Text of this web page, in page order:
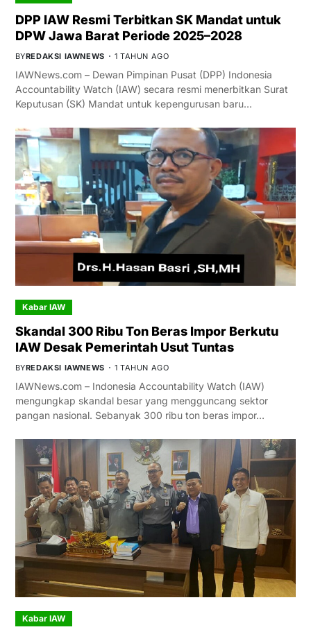
DPP IAW Resmi Terbitkan SK Mandat untuk
DPW Jawa Barat Periode 2025–2028
BYREDAKSI IAWNEWS 1 TAHUN AGO
IAWNews.com – Dewan Pimpinan Pusat (DPP) Indonesia
Accountability Watch (IAW) secara resmi menerbitkan Surat
Keputusan (SK) Mandat untuk kepengurusan baru…
Kabar IAW
Skandal 300 Ribu Ton Beras Impor Berkutu
IAW Desak Pemerintah Usut Tuntas
BYREDAKSI IAWNEWS 1 TAHUN AGO
IAWNews.com – Indonesia Accountability Watch (IAW)
mengungkap skandal besar yang mengguncang sektor
pangan nasional. Sebanyak 300 ribu ton beras impor…
Kabar IAW